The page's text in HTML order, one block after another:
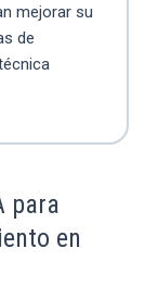
mejorar su
de
para
en